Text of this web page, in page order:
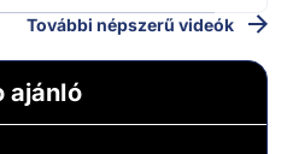
További népszerű videók
ajánló